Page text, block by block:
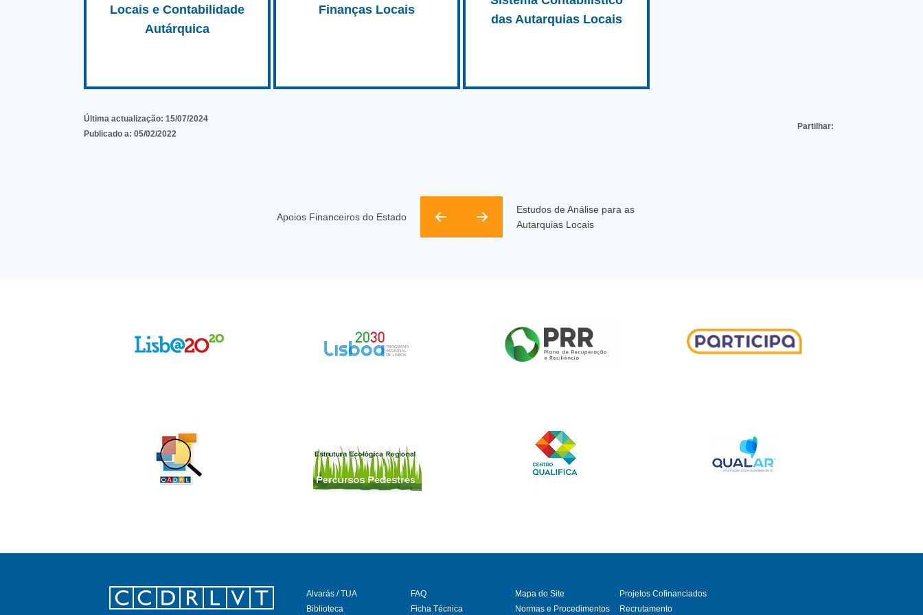
Locais e Contabilidade
Autárquica
Finanças Locais
das Autarquias Locais
Última actualização: 15/07/2024
Publicado a: 05/02/2022
Partilhar:
Apoios Financeiros do Estado
Estudos de Análise para as
Autarquias Locais
Footer
Alvarás / TUA
Biblioteca
FAQ
Ficha Técnica
Mapa do Site
Normas e Procedimentos
Projetos Cofinanciados
Recrutamento